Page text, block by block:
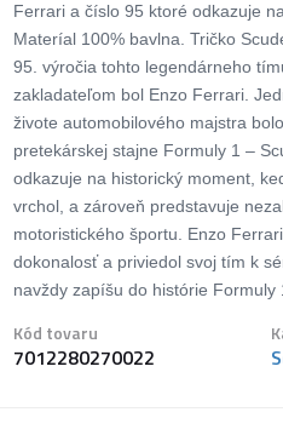
Ferrari a číslo 95 ktoré odkazuje
Materíal 100% bavlna. Tričko
95. výročia tohto legendárneho
zakladateľom bol Enzo Ferrari.
živote automobilového majstra
pretekárskej stajne Formuly 1 –
odkazuje na historický moment,
vrchol, a zároveň predstavuje
motoristického športu. Enzo
dokonalosť a priviedol svoj tím k
navždy zapíšu do histórie Formuly
Kód tovaru
7012280270022